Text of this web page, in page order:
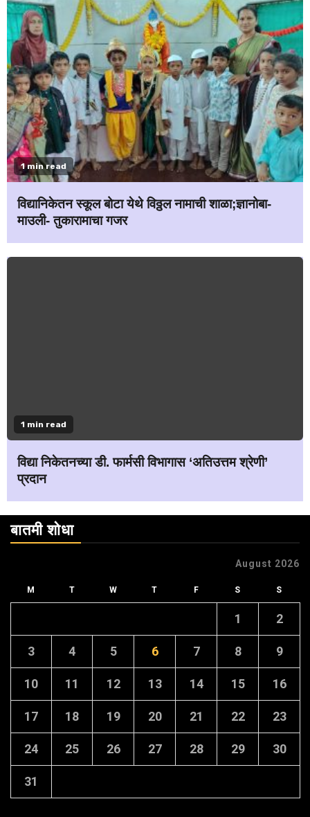
1 min read
विद्यानिकेतन स्कूल बोटा येथे विठ्ठल नामाची शाळा;ज्ञानोबा-
माउली- तुकारामाचा गजर
1 min read
विद्या निकेतनच्या डी. फार्मसी विभागास ‘अतिउत्तम श्रेणी’
प्रदान
बातमी शोधा
August 2026
M T W T F S S
1 2
3 4 5 6 7 8 9
10 11 12 13 14 15 16
17 18 19 20 21 22 23
24 25 26 27 28 29 30
31